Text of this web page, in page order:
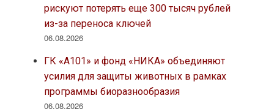
рискуют потерять еще 300 тысяч рублей
из-за переноса ключей
06.08.2026
ГК «А101» и фонд «НИКА» объединяют
усилия для защиты животных в рамках
программы биоразнообразия
06.08.2026